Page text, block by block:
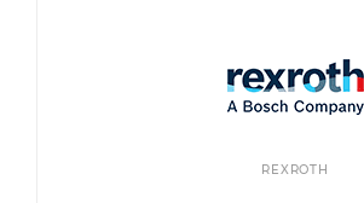
REXROTH